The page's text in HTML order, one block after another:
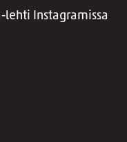
lehti Instagramissa